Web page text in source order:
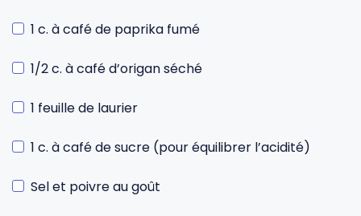
1 c. à café de paprika fumé
1/2 c. à café d’origan séché
1 feuille de laurier
1 c. à café de sucre (pour équilibrer l’acidité)
Sel et poivre au goût